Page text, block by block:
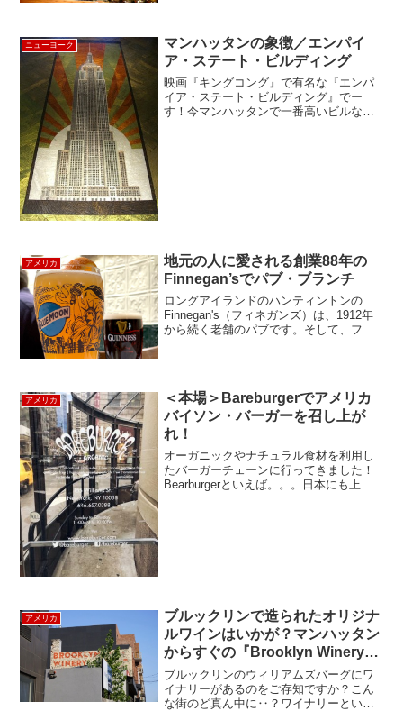
思わずオロオロ。ウオール街のレストラ
ンって平日の金融関係者で...
ニューヨーク
マンハッタンの象徴／エンパイ
ア・ステート・ビルディング
映画『キングコング』で有名な『エンパ
イア・ステート・ビルディング』でー
す！今マンハッタンで一番高いビルなん
アメリカ
地元の人に愛される創業88年の
Finnegan’sでパブ・ブランチ
ロングアイランドのハンティントンの
Finnegan's（フィネガンズ）は、1912年
から続く老舗のパブです。そして、フィ
アメリカ
＜本場＞Bareburgerでアメリカ
バイソン・バーガーを召し上が
れ！
オーガニックやナチュラル食材を利用し
たバーガーチェーンに行ってきました！
Bearburgerといえば。。。日本にも上陸
アメリカ
ブルックリンで造られたオリジナ
ルワインはいかが？マンハッタン
からすぐの『Brooklyn Winery』
Williamsburg Brooklyn
ブルックリンのウィリアムズバーグにワ
イナリーがあるのをご存知ですか？こん
な街のど真ん中に‥？ワイナリーという